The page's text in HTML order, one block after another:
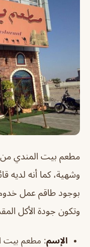
مطعم بيت المندي من
وشهية، كما أنه لديه
بوجود طاقم عمل
وتكون جودة الأكل
الإسم: مطعم بيت